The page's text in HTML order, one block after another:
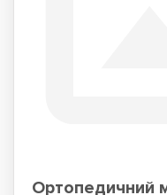
Ортопедичний